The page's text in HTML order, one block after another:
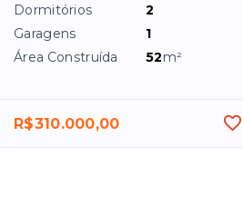
Dormitórios
2
Garagens
1
Área Construída
52m²
R$310.000,00